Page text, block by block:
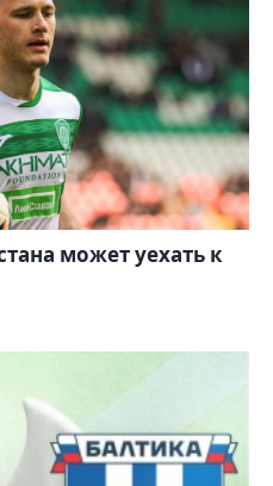
может уехать к